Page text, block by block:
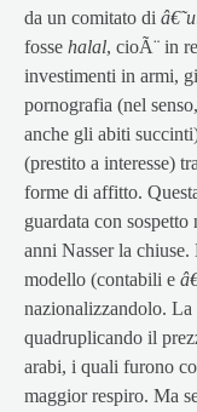
da un comitato di
fosse halal, cioÃ¨ in
investimenti in armi,
pornografia (nel
anche gli abiti
(prestito a interesse)
forme di affitto.
guardata con
anni Nasser la chiuse.
modello (contabili e
nazionalizzandolo.
quadruplicando il
arabi, i quali furono
maggior respiro. Ma